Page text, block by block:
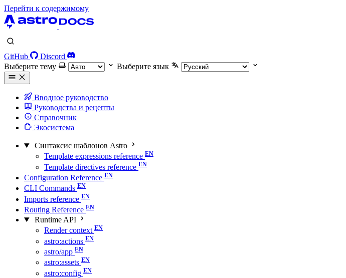
Перейти к содержимому
GitHub
Discord
Выберите тему
Выберите язык
Вводное руководство
Руководства и рецепты
Справочник
Экосистема
Синтаксис шаблонов Astro
Template expressions reference
Template directives reference
Configuration Reference
CLI Commands
Imports reference
Routing Reference
Runtime API
Render context
astro:actions
astro/app
astro:assets
astro:config